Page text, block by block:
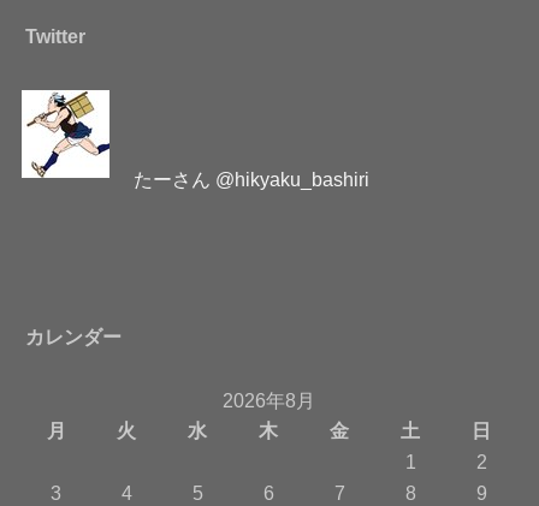
Twitter
たーさん @hikyaku_bashiri
カレンダー
2026年8月
月
火 水 木 金 土
日
1
2
3
4 5 6 7 8
9